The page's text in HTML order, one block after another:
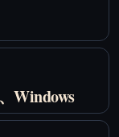
Windows